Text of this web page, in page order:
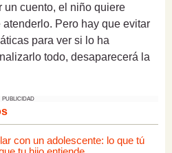
un cuento, el niño quiere
Pero hay que evitar
para ver si lo ha
todo, desaparecerá la
PUBLICIDAD
con un adolescente: lo que tú